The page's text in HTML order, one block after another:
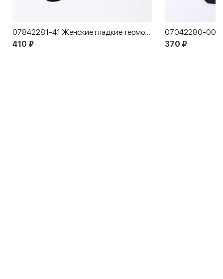
07842281-41 Женские гладкие термоноски MF черный
410 ₽
370 ₽